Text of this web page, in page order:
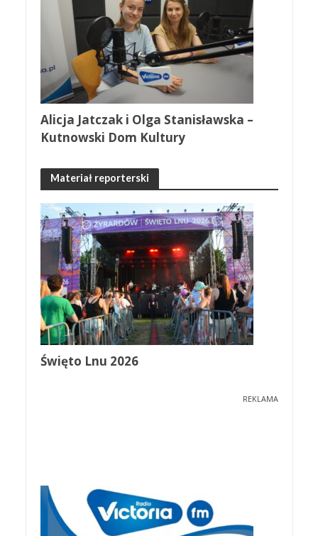
Alicja Jatczak i Olga Stanisławska –
Kutnowski Dom Kultury
Materiał reporterski
Święto Lnu 2026
REKLAMA